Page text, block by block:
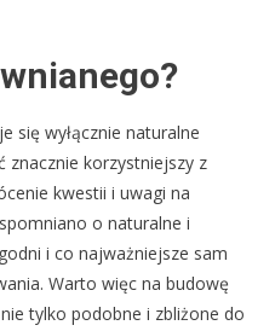
się wyłącznie naturalne
znacznie korzystniejszy z
kwestii i uwagi na
o naturalne i
i co najważniejsze sam
Warto więc na budowę
tylko podobne i zbliżone do